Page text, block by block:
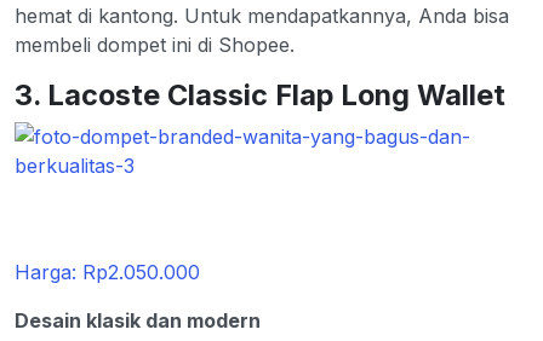
hemat di kantong. Untuk mendapatkannya, Anda bisa
membeli dompet ini di Shopee.
3. Lacoste Classic Flap Long Wallet
Harga: Rp2.050.000
Desain klasik dan modern